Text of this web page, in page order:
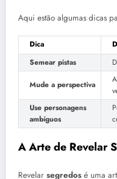
Aqui estão algumas dicas
Dica
Semear pistas
Mude a perspectiva
Use personagens
ambíguos
A Arte de Revelar
Revelar segredos é uma